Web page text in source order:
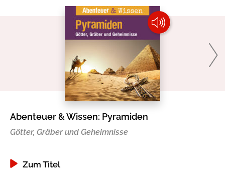
Abenteuer & Wissen: Pyramiden
Götter, Gräber und Geheimnisse
Zum Titel